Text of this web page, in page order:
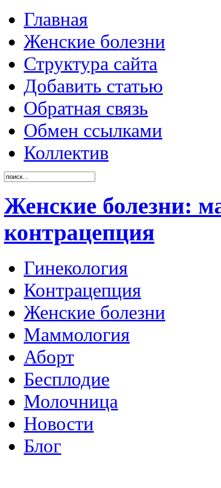
Главная
Женские болезни
Структура сайта
Добавить статью
Обратная связь
Обмен ссылками
Коллектив
Женские болезни:
контрацепция
Гинекология
Контрацепция
Женские болезни
Маммология
Аборт
Бесплодие
Молочница
Новости
Блог